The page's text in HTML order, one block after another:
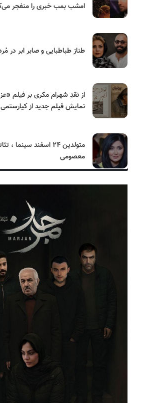
امشب بمب خبری را منفجر
طناز طباطبایی و صابر ابر در
از نقدِ شهرام مکری بر فیلم
نمایش فیلم جدید از کیارستمی
متولدین ۲۴ اسفند
معصومی